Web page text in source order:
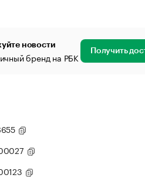
новости
бренд на РБК Получить